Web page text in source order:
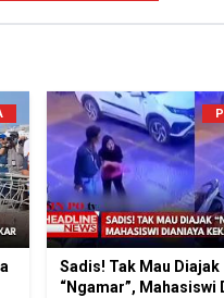
Sadis! Tak Mau Diajak
“Ngamar”, Mahasiswi